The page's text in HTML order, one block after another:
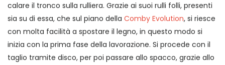
calare il tronco sulla rulliera. Grazie ai suoi rulli folli, presenti
sia su di essa, che sul piano della Comby Evolution, si riesce
con molta facilità a spostare il legno, in questo modo si
inizia con la prima fase della lavorazione. Si procede con il
taglio tramite disco, per poi passare allo spacco, grazie allo